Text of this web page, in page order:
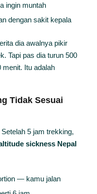
ingin muntah
dengan sakit kepala
dia awalnya pikir
Tapi pas dia turun 500
menit. Itu adalah
Tidak Sesuai
5 jam trekking,
sickness Nepal
— kamu jalan